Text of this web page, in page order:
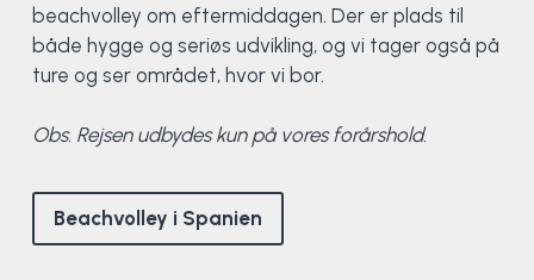
beachvolley om eftermiddagen. Der er plads til
både hygge og seriøs udvikling, og vi tager også på
ture og ser området, hvor vi bor.
Obs. Rejsen udbydes kun på vores forårshold.
Beachvolley i Spanien